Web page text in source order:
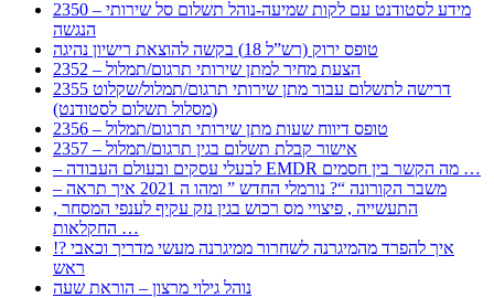
2350 – מידע לסטודנט עם לקות שמיעה-נוהל תשלום סל שירותי
הנגשה
טופס ירוק (רש”ל 18) בקשה להוצאת רישיון נהיגה
2352 – הצעת מחיר למתן שירותי תרגום/תמלול
2355 דרישה לתשלום עבור מתן שירותי תרגום/תמלול/שקלוט
(מסלול תשלום לסטודנט)
2356 – טופס דיווח שעות מתן שירותי תרגום/תמלול
2357 – אישור קבלת תשלום בגין תרגום/תמלול
– לבעלי עסקים ובעולם העבודה EMDR מה הקשר בין חסמים …
– משבר הקורונה “? נורמלי החדש ” ומהו ה 2021 איך תראה
, התעשייה , פיצויי מס רכוש בגין נזק עקיף לענפי המסחר
החקלאות …
!? איך להפרד מהמיגרנה לשחרור ממיגרנה מעשי מדריך וכאבי
ראש
נוהל גילוי מרצון – הוראת שעה